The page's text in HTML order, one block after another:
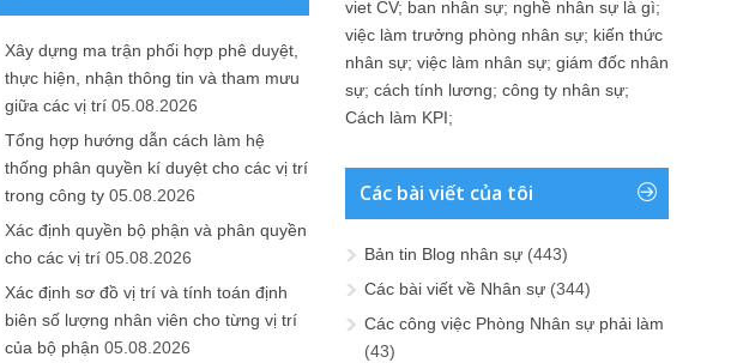
Xây dựng ma trận phối hợp phê duyệt,
thực hiện, nhận thông tin và tham mưu
giữa các vị trí 05.08.2026
Tổng hợp hướng dẫn cách làm hệ
thống phân quyền kí duyệt cho các vị trí
trong công ty 05.08.2026
Xác định quyền bộ phận và phân quyền
cho các vị trí 05.08.2026
Xác định sơ đồ vị trí và tính toán định
biên số lượng nhân viên cho từng vị trí
của bộ phận 05.08.2026
viet CV; ban nhân sự; nghề nhân sự là gì;
việc làm trưởng phòng nhân sự; kiến thức
nhân sự; việc làm nhân sự; giám đốc nhân
sự; cách tính lương; công ty nhân sự;
Cách làm KPI;
Các bài viết của tôi
Bản tin Blog nhân sự (443)
Các bài viết về Nhân sự (344)
Các công việc Phòng Nhân sự phải làm
(43)